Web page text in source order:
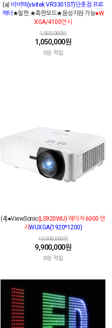
(a) 비비텍(vivitek VR3301ST)단촛점 프로
젝터 ★칠판.★흑판모드★음성지원 가능●W
XGA/4100안시
1,500,000원
1,050,000원
0원 적립
(4)●ViewSonic(LS920WU) 레이저 6000 안
시WUXGA(1920*1200)
13,000,000원
9,900,000원
0원 적립